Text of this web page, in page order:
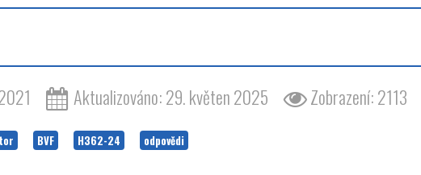
Aktualizováno: 29. květen 2025 Zobrazení: 2113
BVF H362-24 odpovědi